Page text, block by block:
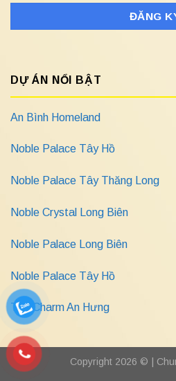
DỰ ÁN NỔI BẬT
An Bình Homeland
Noble Palace Tây Hồ
Noble Palace Tây Thăng Long
Noble Crystal Long Biên
Noble Palace Long Biên
Noble Palace Tây Hồ
The Charm An Hưng
Copyright 2026 © |